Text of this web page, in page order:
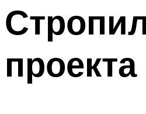
проекта